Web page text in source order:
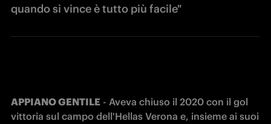
quando si vince è tutto più facile"
APPIANO GENTILE - Aveva chiuso il 2020 con il gol
vittoria sul campo dell'Hellas Verona e, insieme ai suoi